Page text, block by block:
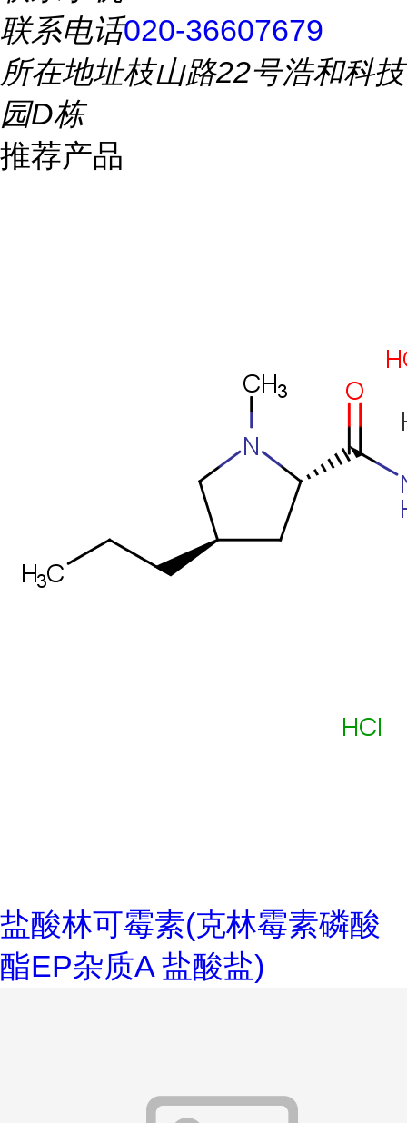
联系电话020-36607679
所在地址枝山路22号浩和科技
园D栋
推荐产品
盐酸林可霉素(克林霉素磷酸
酯EP杂质A 盐酸盐)